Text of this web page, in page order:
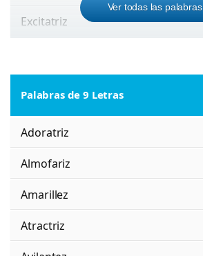
Excitatriz
Ver todas las palabras
Palabras de 9 Letras
Adoratriz
Almofariz
Amarillez
Atractriz